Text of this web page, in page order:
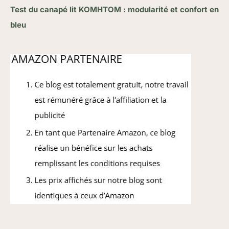
Test du canapé lit KOMHTOM : modularité et confort en
bleu